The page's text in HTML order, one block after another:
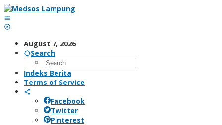
Skip
to
content
August 7, 2026
Search
Indeks Berita
Terms of Service
Facebook
Twitter
Pinterest